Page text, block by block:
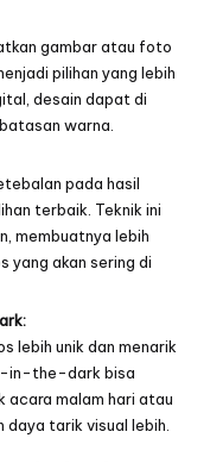
gambar atau foto
pilihan yang lebih
desain dapat di
warna.
pada hasil
terbaik. Teknik ini
membuatnya lebih
yang akan sering di
lebih unik dan menarik
in-the-dark bisa
acara malam hari atau
tarik visual lebih.